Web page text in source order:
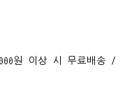
원 이상 시 무료배송 /